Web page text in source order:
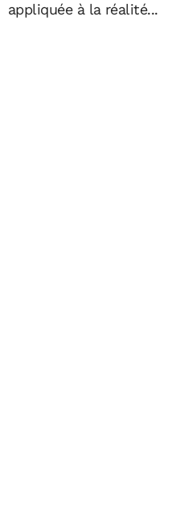
appliquée à la réalité...